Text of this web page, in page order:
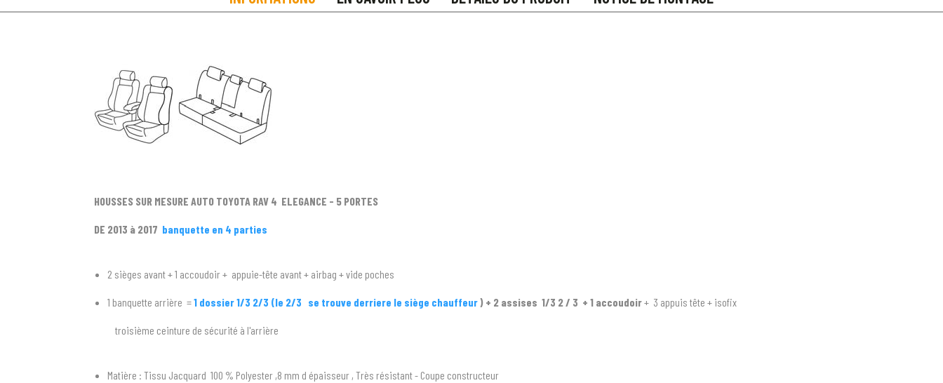
HOUSSES SUR MESURE AUTO TOYOTA RAV 4 ELEGANCE - 5 PORTES
DE 2013 à 2017 banquette en 4 parties
2 sièges avant + 1 accoudoir + appuie-tête avant + airbag + vide poches
1 banquette arrière =1 dossier 1/3 2/3 (le 2/3 se trouve derriere le siège chauffeur) + 2 assises 1/3 2 / 3 + 1 accoudoir+ 3 appuis tête + isofix
troisième ceinture de sécurité à l'arrière
Matière : Tissu Jacquard 100 % Polyester ,8 mm d épaisseur , Très résistant - Coupe constructeur